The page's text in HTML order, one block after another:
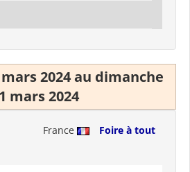
2024 au dimanche
mars 2024
France
Foire à tout